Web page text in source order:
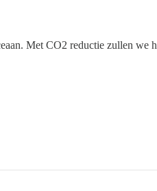
Met CO2 reductie zullen we